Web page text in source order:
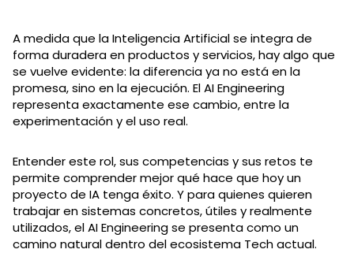
A medida que la Inteligencia Artificial se integra de
forma duradera en productos y servicios, hay algo que
se vuelve evidente: la diferencia ya no está en la
promesa, sino en la ejecución. El AI Engineering
representa exactamente ese cambio, entre la
experimentación y el uso real.
Entender este rol, sus competencias y sus retos te
permite comprender mejor qué hace que hoy un
proyecto de IA tenga éxito. Y para quienes quieren
trabajar en sistemas concretos, útiles y realmente
utilizados, el AI Engineering se presenta como un
camino natural dentro del ecosistema Tech actual.